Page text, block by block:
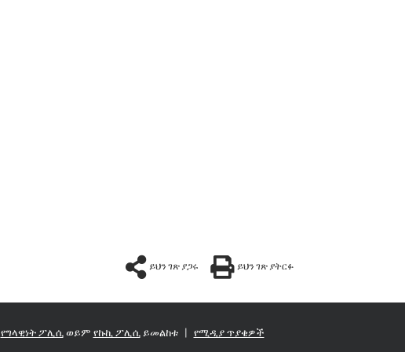
ይህን ገጽ ያጋሩ ይህን ገጽ ያትርፉ
የግላዊነት ፖሊሲወይም የኩኪ ፖሊሲይመልከቱ የሚዲያ ጥያቄዎች